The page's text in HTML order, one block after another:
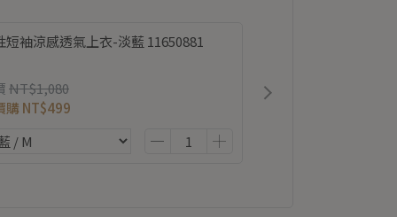
短袖涼感透氣上衣-淡藍 11650881
NT$1,080
購 NT$499